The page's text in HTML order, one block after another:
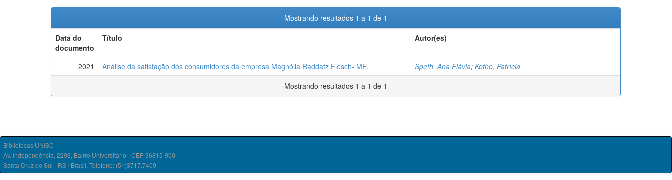
Mostrando resultados 1 a 1 de 1
Data do
documento
Título Autor(es)
2021 Análise da satisfação dos consumidores da empresa Magnólia Raddatz Flesch- ME. Speth, Ana Flávia; Kothe, Patrícia
Mostrando resultados 1 a 1 de 1
Bibliotecas UNISC
Av. Independência, 2293, Bairro Universitário - CEP 96815-900
Santa Cruz do Sul - RS / Brasil. Telefone: (51)3717.7409